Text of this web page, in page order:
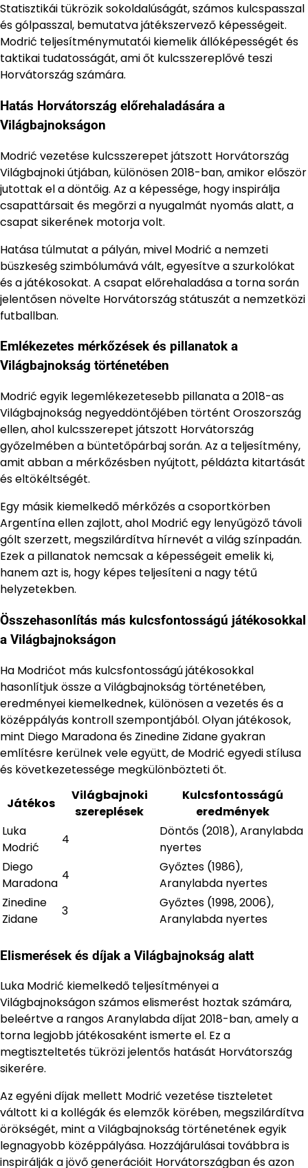
Statisztikái tükrözik sokoldalúságát, számos kulcspasszal
és gólpasszal, bemutatva játékszervező képességeit.
Modrić teljesítménymutatói kiemelik állóképességét és
taktikai tudatosságát, ami őt kulcsszereplővé teszi
Horvátország számára.
Hatás Horvátország előrehaladására a
Világbajnokságon
Modrić vezetése kulcsszerepet játszott Horvátország
Világbajnoki útjában, különösen 2018-ban, amikor először
jutottak el a döntőig. Az a képessége, hogy inspirálja
csapattársait és megőrzi a nyugalmát nyomás alatt, a
csapat sikerének motorja volt.
Hatása túlmutat a pályán, mivel Modrić a nemzeti
büszkeség szimbólumává vált, egyesítve a szurkolókat
és a játékosokat. A csapat előrehaladása a torna során
jelentősen növelte Horvátország státuszát a nemzetközi
futballban.
Emlékezetes mérkőzések és pillanatok a
Világbajnokság történetében
Modrić egyik legemlékezetesebb pillanata a 2018-as
Világbajnokság negyeddöntőjében történt Oroszország
ellen, ahol kulcsszerepet játszott Horvátország
győzelmében a büntetőpárbaj során. Az a teljesítmény,
amit abban a mérkőzésben nyújtott, példázta kitartását
és eltökéltségét.
Egy másik kiemelkedő mérkőzés a csoportkörben
Argentína ellen zajlott, ahol Modrić egy lenyűgöző távoli
gólt szerzett, megszilárdítva hírnevét a világ színpadán.
Ezek a pillanatok nemcsak a képességeit emelik ki,
hanem azt is, hogy képes teljesíteni a nagy tétű
helyzetekben.
Összehasonlítás más kulcsfontosságú játékosokkal
a Világbajnokságon
Ha Modrićot más kulcsfontosságú játékosokkal
hasonlítjuk össze a Világbajnokság történetében,
eredményei kiemelkednek, különösen a vezetés és a
középpályás kontroll szempontjából. Olyan játékosok,
mint Diego Maradona és Zinedine Zidane gyakran
említésre kerülnek vele együtt, de Modrić egyedi stílusa
és következetessége megkülönbözteti őt.
Játékos
Világbajnoki
szereplések
Kulcsfontosságú
eredmények
Luka
Modrić
4
Döntős (2018), Aranylabda
nyertes
Diego
Maradona
4
Győztes (1986),
Aranylabda nyertes
Zinedine
Zidane
3
Győztes (1998, 2006),
Aranylabda nyertes
Elismerések és díjak a Világbajnokság alatt
Luka Modrić kiemelkedő teljesítményei a
Világbajnokságon számos elismerést hoztak számára,
beleértve a rangos Aranylabda díjat 2018-ban, amely a
torna legjobb játékosaként ismerte el. Ez a
megtiszteltetés tükrözi jelentős hatását Horvátország
sikerére.
Az egyéni díjak mellett Modrić vezetése tiszteletet
váltott ki a kollégák és elemzők körében, megszilárdítva
örökségét, mint a Világbajnokság történetének egyik
legnagyobb középpályása. Hozzájárulásai továbbra is
inspirálják a jövő generációit Horvátországban és azon